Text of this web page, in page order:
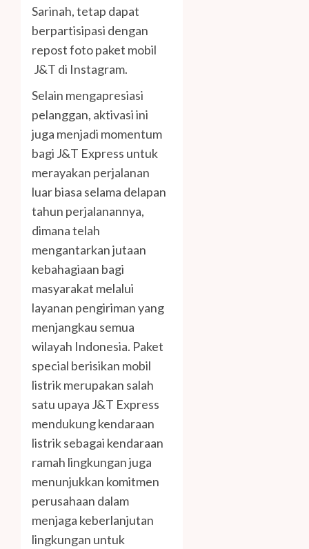
Sarinah, tetap dapat
berpartisipasi dengan
repost foto paket mobil
J&T di Instagram.
Selain mengapresiasi
pelanggan, aktivasi ini
juga menjadi momentum
bagi J&T Express untuk
merayakan perjalanan
luar biasa selama delapan
tahun perjalanannya,
dimana telah
mengantarkan jutaan
kebahagiaan bagi
masyarakat melalui
layanan pengiriman yang
menjangkau semua
wilayah Indonesia. Paket
special berisikan mobil
listrik merupakan salah
satu upaya J&T Express
mendukung kendaraan
listrik sebagai kendaraan
ramah lingkungan juga
menunjukkan komitmen
perusahaan dalam
menjaga keberlanjutan
lingkungan untuk